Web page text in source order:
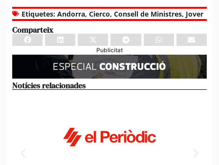
Etiquetes: Andorra, Cierco, Consell de Ministres, Jover
Comparteix
Publicitat
Notícies relacionades